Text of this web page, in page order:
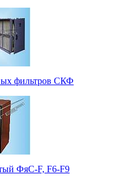
фильтров СКФ
ФяС-F, F6-F9